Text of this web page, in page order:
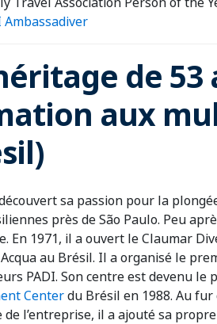
Ambassadiver
de
aux
sa passion pour la
près de São Paulo. Peu
En 1971, il a ouvert le Claumar
au Brésil. Il a organisé le
PADI. Son centre est devenu le
Centerdu Brésil en 1988. Au
de l’entreprise, il a ajouté sa